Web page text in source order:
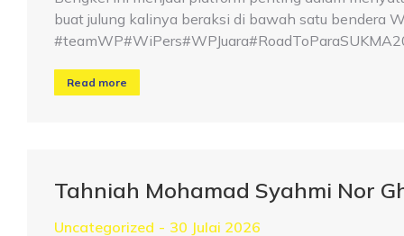
buat julung kalinya beraksi di bawah satu bendera
Read more
Tahniah Mohamad Syahmi Nor
Uncategorized
30 Julai 2026